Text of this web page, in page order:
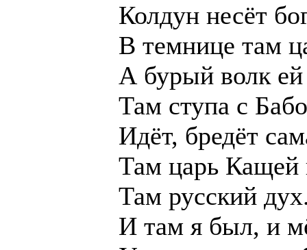
Колдун несёт
В темнице там
А бурый волк
Там ступа с
Идёт, бредёт
Там царь Кащей
Там русский
И там я был, и